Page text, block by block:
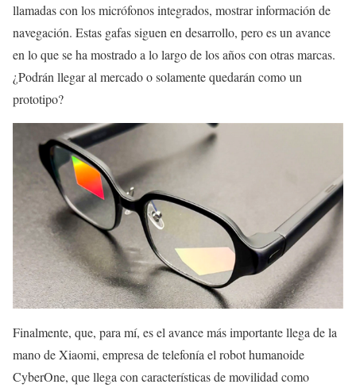
llamadas con los micrófonos integrados, mostrar información de
navegación. Estas gafas siguen en desarrollo, pero es un avance
en lo que se ha mostrado a lo largo de los años con otras marcas.
¿Podrán llegar al mercado o solamente quedarán como un
prototipo?
Finalmente, que, para mí, es el avance más importante llega de la
mano de Xiaomi, empresa de telefonía el robot humanoide
CyberOne, que llega con características de movilidad como